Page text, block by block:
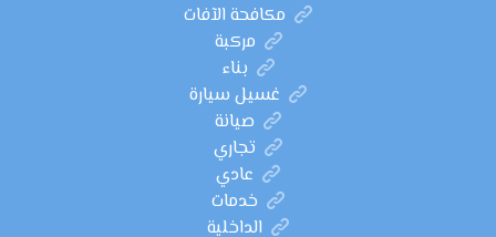
مكافحة الآفات
مركبة
بناء
غسيل سيارة
صيانة
تجاري
عادي
خدمات
الداخلية